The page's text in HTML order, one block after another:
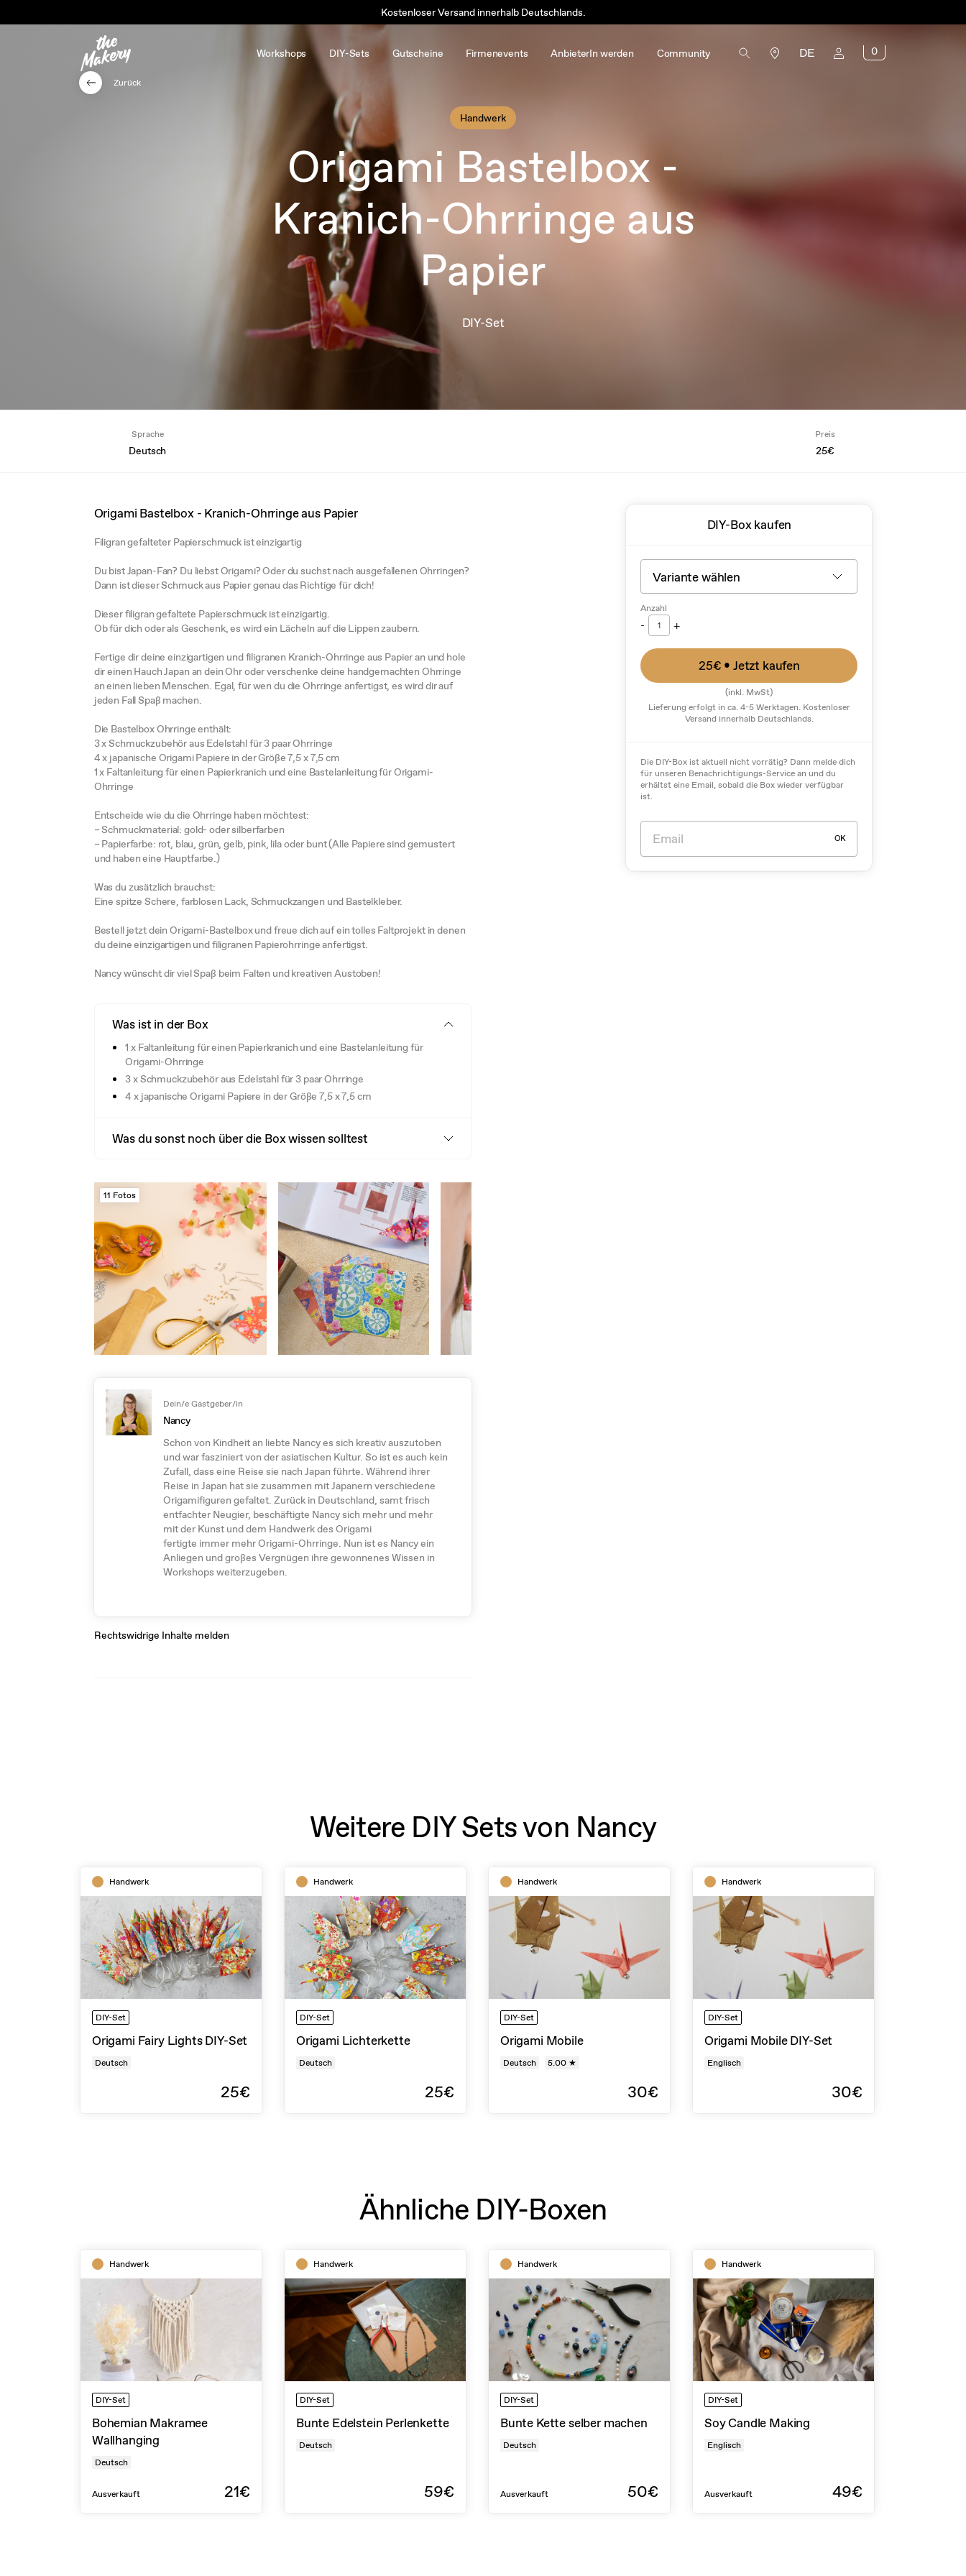
Kostenloser Versand innerhalb Deutschlands.
Workshops DIY-Sets Gutscheine Firmenevents AnbieterIn werden Community DE 0
Handwerk
Origami Bastelbox -
Kranich-Ohrringe aus
Papier
DIY-Set
Zurück
Sprache
Deutsch
Preis
25€
Origami Bastelbox - Kranich-Ohrringe aus Papier
Filigran gefalteter Papierschmuck ist einzigartig
Du bist Japan-Fan? Du liebst Origami? Oder du suchst nach ausgefallenen Ohrringen?
Dann ist dieser Schmuck aus Papier genau das Richtige für dich!
Dieser filigran gefaltete Papierschmuck ist einzigartig.
Ob für dich oder als Geschenk, es wird ein Lächeln auf die Lippen zaubern.
Fertige dir deine einzigartigen und filigranen Kranich-Ohrringe aus Papier an und hole
dir einen Hauch Japan an dein Ohr oder verschenke deine handgemachten Ohrringe
an einen lieben Menschen. Egal, für wen du die Ohrringe anfertigst, es wird dir auf
jeden Fall Spaß machen.
Die Bastelbox Ohrringe enthält:
3 x Schmuckzubehör aus Edelstahl für 3 paar Ohrringe
4 x japanische Origami Papiere in der Größe 7,5 x 7,5 cm
1 x Faltanleitung für einen Papierkranich und eine Bastelanleitung für Origami-
Ohrringe
Entscheide wie du die Ohrringe haben möchtest:
– Schmuckmaterial: gold- oder silberfarben
– Papierfarbe: rot, blau, grün, gelb, pink, lila oder bunt (Alle Papiere sind gemustert
und haben eine Hauptfarbe.)
Was du zusätzlich brauchst:
Eine spitze Schere, farblosen Lack, Schmuckzangen und Bastelkleber.
Bestell jetzt dein Origami-Bastelbox und freue dich auf ein tolles Faltprojekt in denen
du deine einzigartigen und filigranen Papierohrringe anfertigst.
Nancy wünscht dir viel Spaß beim Falten und kreativen Austoben!
Was ist in der Box
1 x Faltanleitung für einen Papierkranich und eine Bastelanleitung für
Origami-Ohrringe
3 x Schmuckzubehör aus Edelstahl für 3 paar Ohrringe
4 x japanische Origami Papiere in der Größe 7,5 x 7,5 cm
Was du sonst noch über die Box wissen solltest
11 Fotos
Dein/e Gastgeber/in
Nancy
Schon von Kindheit an liebte Nancy es sich kreativ auszutoben
und war fasziniert von der asiatischen Kultur. So ist es auch kein
Zufall, dass eine Reise sie nach Japan führte. Während ihrer
Reise in Japan hat sie zusammen mit Japanern verschiedene
Origamifiguren gefaltet. Zurück in Deutschland, samt frisch
entfachter Neugier, beschäftigte Nancy sich mehr und mehr
mit der Kunst und dem Handwerk des Origami
fertigte immer mehr Origami-Ohrringe. Nun ist es Nancy ein
Anliegen und großes Vergnügen ihre gewonnenes Wissen in
Workshops weiterzugeben.
Rechtswidrige Inhalte melden
DIY-Box kaufen
Anzahl
- 1 +
25€ • Jetzt kaufen
(inkl. MwSt)
Lieferung erfolgt in ca. 4-5 Werktagen. Kostenloser
Versand innerhalb Deutschlands.
Die DIY-Box ist aktuell nicht vorrätig? Dann melde dich
für unseren Benachrichtigungs-Service an und du
erhältst eine Email, sobald die Box wieder verfügbar
ist.
OK
Weitere DIY Sets von Nancy
Handwerk
DIY-Set
Origami Fairy Lights DIY-Set
Deutsch
25€
Handwerk
DIY-Set
Origami Lichterkette
Deutsch
25€
Handwerk
DIY-Set
Origami Mobile
Deutsch 5.00 ★
30€
Handwerk
DIY-Set
Origami Mobile DIY-Set
Englisch
30€
Ähnliche DIY-Boxen
Handwerk
DIY-Set
Bohemian Makramee
Wallhanging
Deutsch
Ausverkauft 21€
Handwerk
DIY-Set
Bunte Edelstein Perlenkette
Deutsch
59€
Handwerk
DIY-Set
Bunte Kette selber machen
Deutsch
Ausverkauft 50€
Handwerk
DIY-Set
Soy Candle Making
Englisch
Ausverkauft 49€